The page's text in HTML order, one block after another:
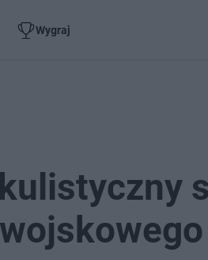
Wygraj